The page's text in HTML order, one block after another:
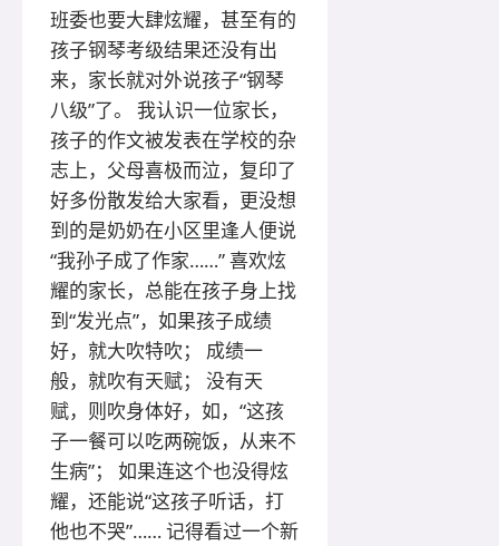
班委也要大肆炫耀，甚至有的
孩子钢琴考级结果还没有出
来，家长就对外说孩子“钢琴
八级”了。 我认识一位家长，
孩子的作文被发表在学校的杂
志上，父母喜极而泣，复印了
好多份散发给大家看，更没想
到的是奶奶在小区里逢人便说
“我孙子成了作家……” 喜欢炫
耀的家长，总能在孩子身上找
到“发光点”，如果孩子成绩
好，就大吹特吹； 成绩一
般，就吹有天赋； 没有天
赋，则吹身体好，如，“这孩
子一餐可以吃两碗饭，从来不
生病”； 如果连这个也没得炫
耀，还能说“这孩子听话，打
他也不哭”…… 记得看过一个新